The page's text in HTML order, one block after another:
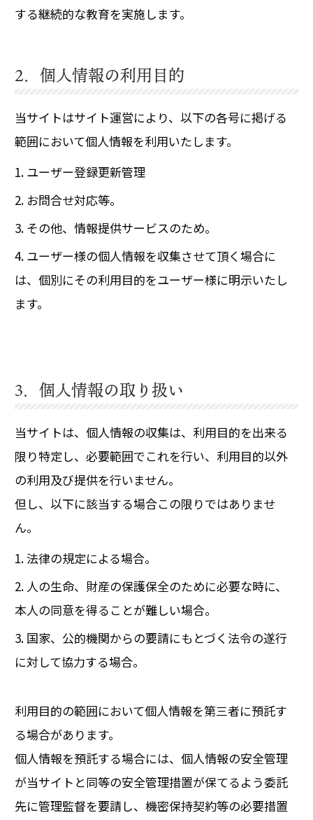
する継続的な教育を実施します。
2．個人情報の利用目的
当サイトはサイト運営により、以下の各号に掲げる
範囲において個人情報を利用いたします。
ユーザー登録更新管理
お問合せ対応等。
その他、情報提供サービスのため。
ユーザー様の個人情報を収集させて頂く場合に
は、個別にその利用目的をユーザー様に明示いたし
ます。
3．個人情報の取り扱い
当サイトは、個人情報の収集は、利用目的を出来る
限り特定し、必要範囲でこれを行い、利用目的以外
の利用及び提供を行いません。
但し、以下に該当する場合この限りではありませ
ん。
法律の規定による場合。
人の生命、財産の保護保全のために必要な時に、
本人の同意を得ることが難しい場合。
国家、公的機関からの要請にもとづく法令の遂行
に対して協力する場合。
利用目的の範囲において個人情報を第三者に預託す
る場合があります。
個人情報を預託する場合には、個人情報の安全管理
が当サイトと同等の安全管理措置が保てるよう委託
先に管理監督を要請し、機密保持契約等の必要措置